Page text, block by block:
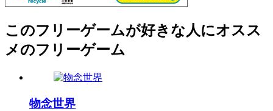
このフリーゲームが好きな人にオスス
メのフリーゲーム
物念世界